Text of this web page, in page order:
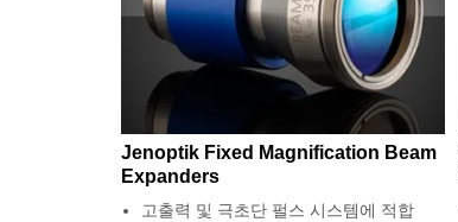
Jenoptik Fixed Magnification Beam
Expanders
고출력 및 극초단 펄스 시스템에 적합